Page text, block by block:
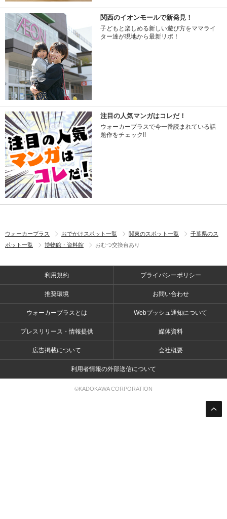
関西のイオンモールで新発見！
子どもと楽しめる新しい遊び方をママライ
ター達が現地から最新リポ！
注目の人気マンガはコレだ！
ウォーカープラスで今一番読まれている話
題作をチェック!!
ウォーカープラス おでかけスポット一覧 関東のスポット一覧
千葉県のス
ポット一覧
博物館・資料館 おむつ交換台あり
利用規約 プライバシーポリシー
推奨環境 お問い合わせ
ウォーカープラスとは Webプッシュ通知について
プレスリリース・情報提供 媒体資料
広告掲載について 会社概要
利用者情報の外部送信について
©KADOKAWA CORPORATION